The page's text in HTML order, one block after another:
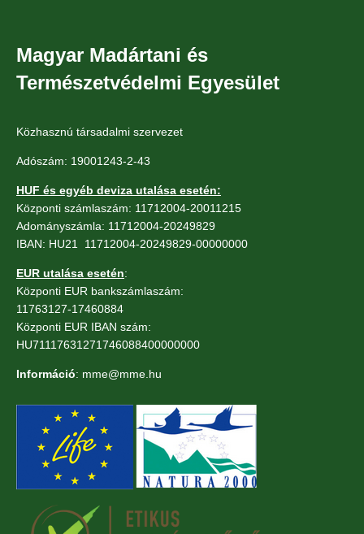
Magyar Madártani és
Természetvédelmi Egyesület
Közhasznú társadalmi szervezet
Adószám: 19001243-2-43
HUF és egyéb deviza utalása esetén:
Központi számlaszám: 11712004-20011215
Adományszámla: 11712004-20249829
IBAN: HU21 11712004-20249829-00000000
EUR utalása esetén:
Központi EUR bankszámlaszám:
11763127-17460884
Központi EUR IBAN szám:
HU71117631271746088400000000
Információ: mme@mme.hu